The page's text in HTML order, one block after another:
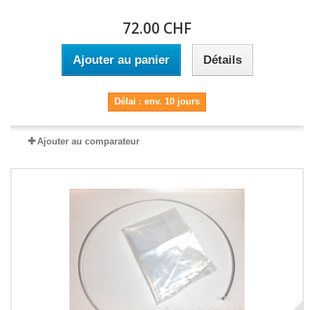
72.00 CHF
Ajouter au panier Détails
Délai : env. 10 jours
Ajouter au comparateur